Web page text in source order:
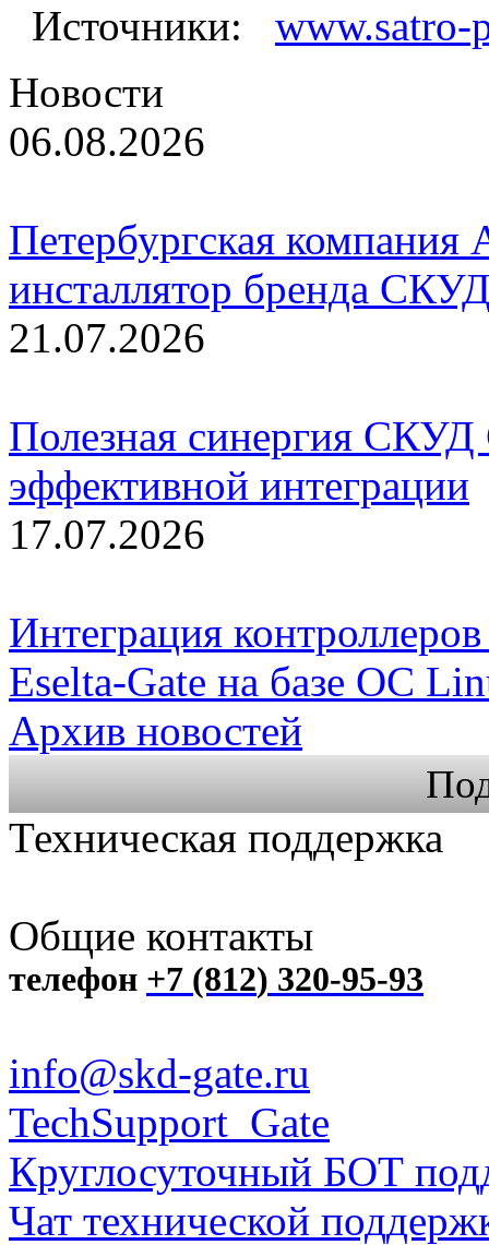
Источники: www.satro-
Новости
06.08.2026
Петербургская
инсталлятор бренда
21.07.2026
Полезная синергия
эффективной интеграции
17.07.2026
Интеграция
Eselta-Gate на базе ОС
Архив новостей
Техническая поддержка
Общие контакты
телефон +7 (812) 320-95-93
info@skd-gate.ru
TechSupport_Gate
Круглосуточный БОТ
Чат технической